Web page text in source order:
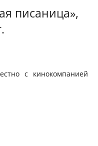
писаница»,
с кинокомпанией